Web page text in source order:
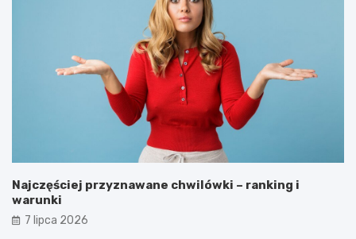
Najczęściej przyznawane chwilówki – ranking i
warunki
7 lipca 2026